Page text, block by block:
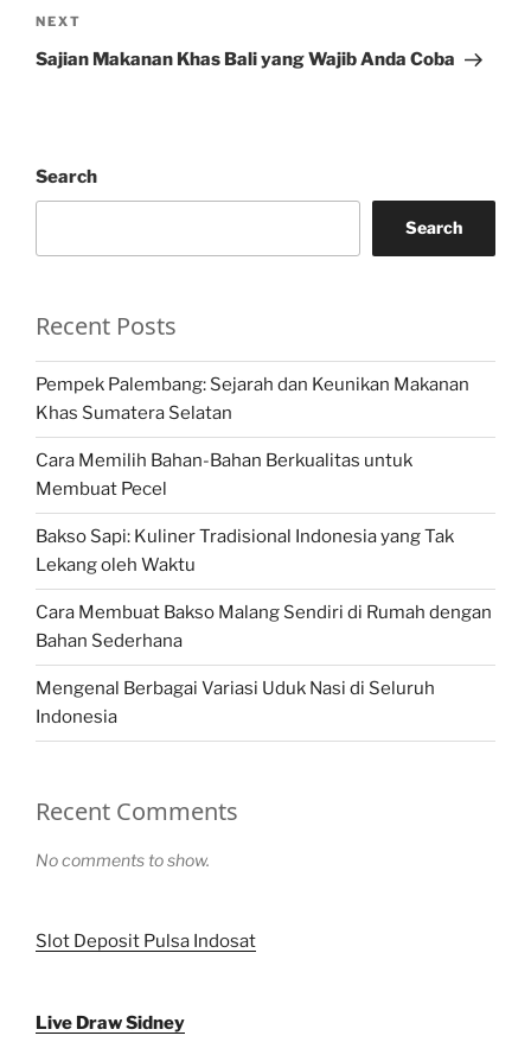
Next
Post
NEXT
Sajian Makanan Khas Bali yang Wajib Anda Coba
Search
Search
Recent Posts
Pempek Palembang: Sejarah dan Keunikan Makanan
Khas Sumatera Selatan
Cara Memilih Bahan-Bahan Berkualitas untuk
Membuat Pecel
Bakso Sapi: Kuliner Tradisional Indonesia yang Tak
Lekang oleh Waktu
Cara Membuat Bakso Malang Sendiri di Rumah dengan
Bahan Sederhana
Mengenal Berbagai Variasi Uduk Nasi di Seluruh
Indonesia
Recent Comments
No comments to show.
Slot Deposit Pulsa Indosat
Live Draw Sidney